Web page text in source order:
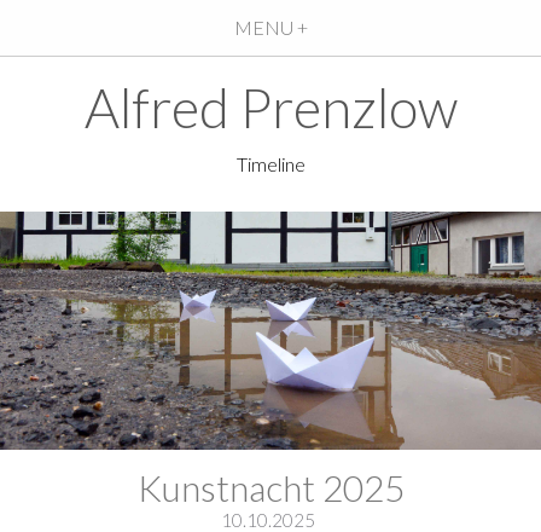
MENU +
Alfred Prenzlow
Timeline
Kunstnacht 2025
10.10.2025